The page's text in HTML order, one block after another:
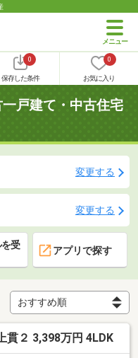
0
保存した条件
0
お気に入り
戸建て・中古住宅
変更する
変更する
受
アプリで探す
貫２ 3,398万円 4LDK